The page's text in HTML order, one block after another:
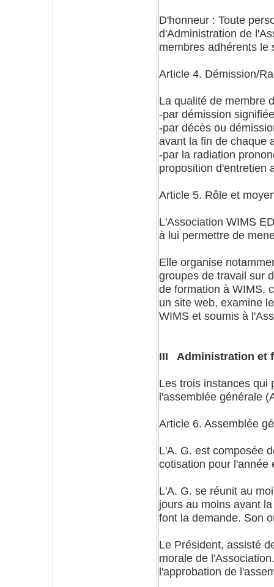
D'honneur : Toute
d'Administration de
membres adhérents le
Article 4. Démission/
La qualité de membre
-par démission signifiée
-par décès ou
avant la fin de chaque
-par la radiation
proposition d'entretien
Article 5. Rôle et
L'Association WIMS
à lui permettre de
Elle organise
groupes de travail sur
de formation à WIMS,
un site web, examine
WIMS et soumis à
III Administration et
Les trois instances qui
l'assemblée générale
Article 6. Assemblée
L'A. G. est composée
cotisation pour l'année
L'A. G. se réunit au
jours au moins avant
font la demande. Son
Le Président, assisté
morale de
l'approbation de